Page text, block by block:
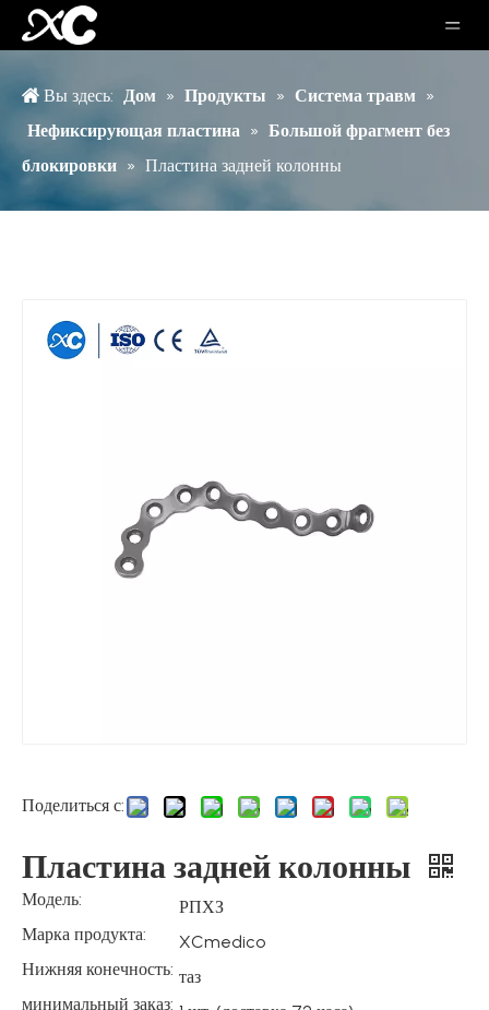
Вы здесь: Дом » Продукты » Система травм »
Нефиксирующая пластина » Большой фрагмент без
блокировки » Пластина задней колонны
Поделиться с:
Пластина задней колонны
Модель:
РПХЗ
Марка продукта:
XCmedico
Нижняя конечность: таз
минимальный заказ: